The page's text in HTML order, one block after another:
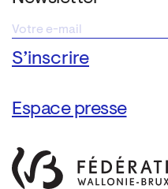
Espace presse